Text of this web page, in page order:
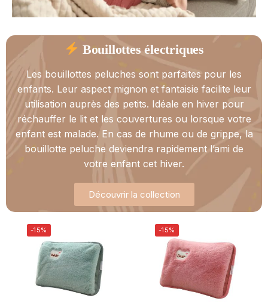
Bouillottes électriques
Les bouillottes peluches sont parfaites pour les
enfants. Leur aspect mignon et fantaisie facilite leur
utilisation auprès des petits. Idéale en hiver pour
réchauffer le lit et les couvertures ou lorsque votre
enfant est malade. En cas de rhume ou de grippe, la
bouillotte peluche deviendra rapidement l’ami de
votre enfant cet hiver.
Découvrir la collection
-15% -15%